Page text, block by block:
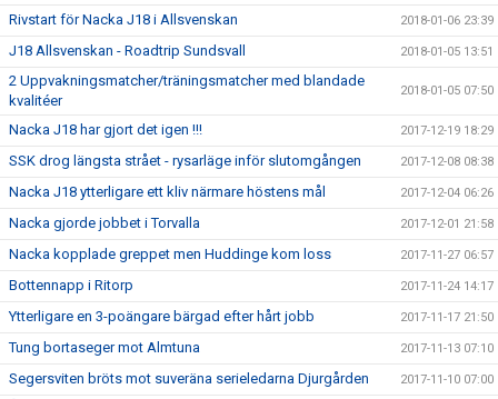
Rivstart för Nacka J18 i Allsvenskan 2018-01-06 23:39
J18 Allsvenskan - Roadtrip Sundsvall 2018-01-05 13:51
2 Uppvakningsmatcher/träningsmatcher med blandade
kvalitéer
2018-01-05 07:50
Nacka J18 har gjort det igen !!! 2017-12-19 18:29
SSK drog längsta strået - rysarläge inför slutomgången 2017-12-08 08:38
Nacka J18 ytterligare ett kliv närmare höstens mål 2017-12-04 06:26
Nacka gjorde jobbet i Torvalla 2017-12-01 21:58
Nacka kopplade greppet men Huddinge kom loss 2017-11-27 06:57
Bottennapp i Ritorp 2017-11-24 14:17
Ytterligare en 3-poängare bärgad efter hårt jobb 2017-11-17 21:50
Tung bortaseger mot Almtuna 2017-11-13 07:10
Segersviten bröts mot suveräna serieledarna Djurgården 2017-11-10 07:00